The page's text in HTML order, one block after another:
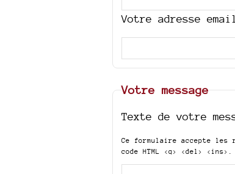
Votre adresse email
Votre message
Texte de votre
Ce formulaire accepte les
code HTML <q> <del> <ins>